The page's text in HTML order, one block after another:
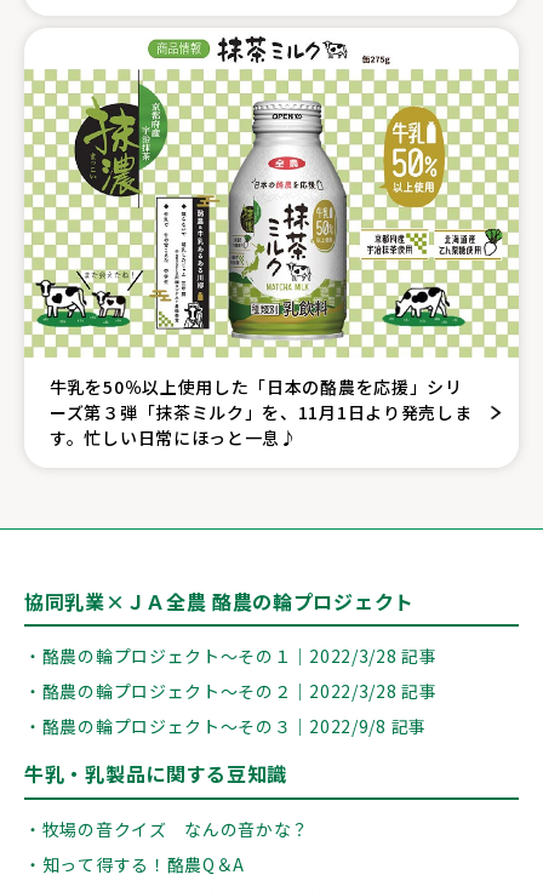
牛乳を50％以上使用した「日本の酪農を応援」シリ
ーズ第３弾「抹茶ミルク」を、11月1日より発売しま
す。忙しい日常にほっと一息♪
協同乳業×ＪＡ全農 酪農の輪プロジェクト
・酪農の輪プロジェクト～その１｜2022/3/28 記事
・酪農の輪プロジェクト～その２｜2022/3/28 記事
・酪農の輪プロジェクト～その３｜2022/9/8 記事
牛乳・乳製品に関する豆知識
・牧場の音クイズ なんの音かな？
・知って得する！酪農Q＆A